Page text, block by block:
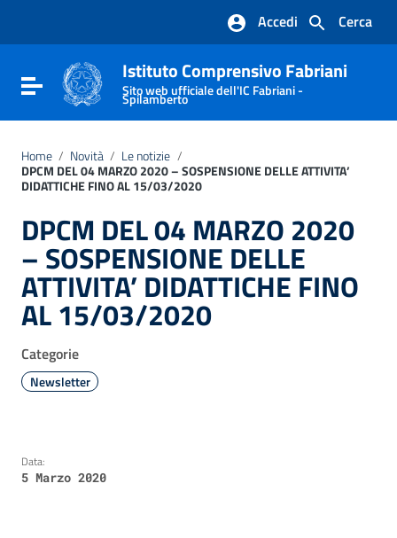
Vai al footer
Cerca
Accedi
Attiva / disattiva la navigazione
Istituto Comprensivo Fabriani
Sito web ufficiale dell'IC Fabriani -
Spilamberto
Home / Novità / Le notizie /
DPCM DEL 04 MARZO 2020 – SOSPENSIONE DELLE ATTIVITA’
DIDATTICHE FINO AL 15/03/2020
DPCM DEL 04 MARZO 2020
– SOSPENSIONE DELLE
ATTIVITA’ DIDATTICHE FINO
AL 15/03/2020
Categorie
Newsletter
Data:
5 Marzo 2020